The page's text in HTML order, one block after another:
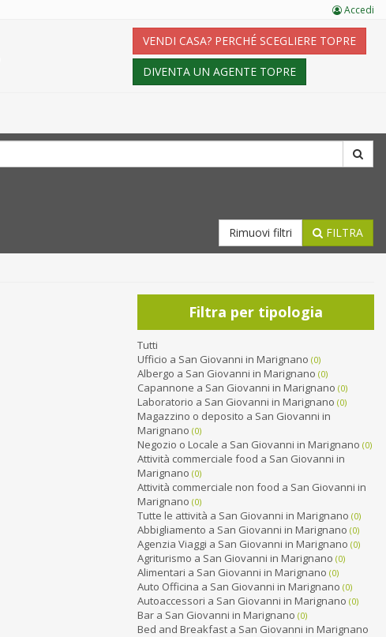
VENDI CASA? PERCHÉ SCEGLIERE TOPRE
DIVENTA UN AGENTE TOPRE
FILTRA
Rimuovi filtri
Filtra per tipologia
Tutti
Ufficio a San Giovanni in Marignano (0)
Albergo a San Giovanni in Marignano (0)
Capannone a San Giovanni in Marignano (0)
Laboratorio a San Giovanni in Marignano (0)
Magazzino o deposito a San Giovanni in
Marignano (0)
Negozio o Locale a San Giovanni in Marignano (0)
Attività commerciale food a San Giovanni in
Marignano (0)
Attività commerciale non food a San Giovanni in
Marignano (0)
Tutte le attività a San Giovanni in Marignano (0)
Abbigliamento a San Giovanni in Marignano (0)
Agenzia Viaggi a San Giovanni in Marignano (0)
Agriturismo a San Giovanni in Marignano (0)
Alimentari a San Giovanni in Marignano (0)
Auto Officina a San Giovanni in Marignano (0)
Autoaccessori a San Giovanni in Marignano (0)
Bar a San Giovanni in Marignano (0)
Bed and Breakfast a San Giovanni in Marignano
Accedi